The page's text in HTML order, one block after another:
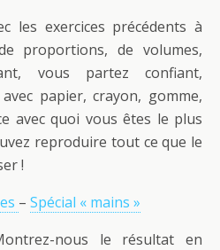
les exercices précédents à
proportions, de volumes,
vous partez confiant,
papier, crayon, gomme,
avec quoi vous êtes le plus
reproduire tout ce que le
!
– Spécial « mains »
nous le résultat en